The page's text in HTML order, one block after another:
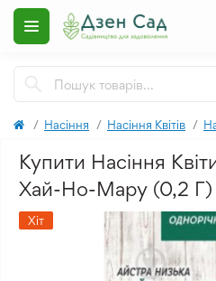
Насіння Насіння Квітів
Купити Насіння
Хай-Но-Мару (0,2 Г)
Хіт